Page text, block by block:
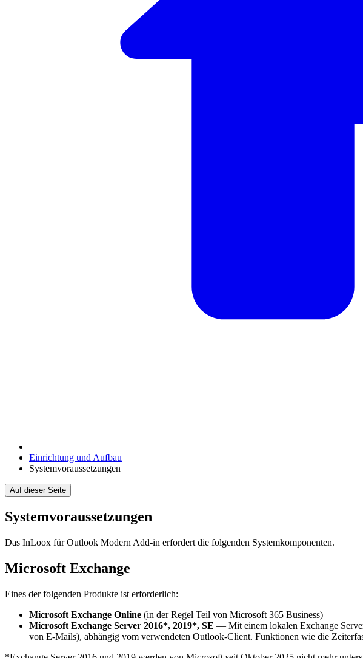
Einrichtung und Aufbau
Systemvoraussetzungen
Auf dieser Seite
Systemvoraussetzungen
Das InLoox für Outlook Modern Add-in erfordert die folgenden Systemkomponenten.
Microsoft Exchange
Eines der folgenden Produkte ist erforderlich:
Microsoft Exchange Online (in der Regel Teil von Microsoft 365 Business)
Microsoft Exchange Server 2016*, 2019*, SE — Mit einem lokalen Exchange
von E-Mails), abhängig vom verwendeten Outlook-Client. Funktionen wie die